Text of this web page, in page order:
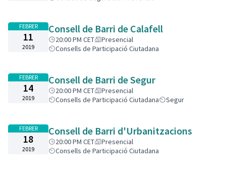
FEBRER
11
2019
Consell de Barri de Calafell
20:00 PM CET
Presencial
Consells de Participació Ciutadana
FEBRER
14
2019
Consell de Barri de Segur
20:00 PM CET
Presencial
Consells de Participació Ciutadana
Segur
FEBRER
18
2019
Consell de Barri d'Urbanitzacions
20:00 PM CET
Presencial
Consells de Participació Ciutadana